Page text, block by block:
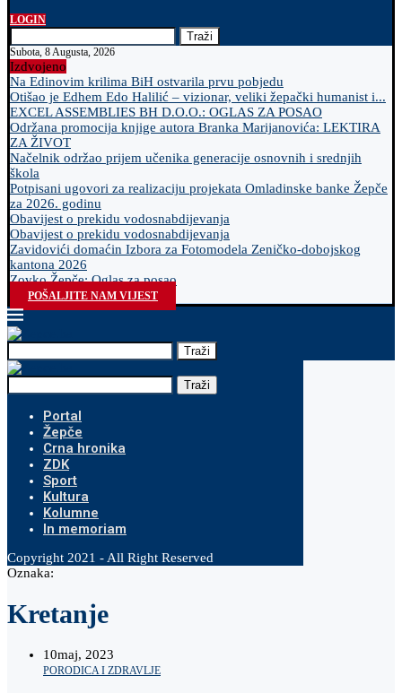
LOGIN
Traži
Subota, 8 Augusta, 2026
Izdvojeno
Na Edinovim krilima BiH ostvarila prvu pobjedu
Otišao je Edhem Edo Halilić – vizionar, veliki žepački humanist i...
EXCEL ASSEMBLIES BH D.O.O.: OGLAS ZA POSAO
Održana promocija knjige autora Branka Marijanovića: LEKTIRA
ZA ŽIVOT
Načelnik održao prijem učenika generacije osnovnih i srednjih
škola
Potpisani ugovori za realizaciju projekata Omladinske banke Žepče
za 2026. godinu
Obavijest o prekidu vodosnabdijevanja
Obavijest o prekidu vodosnabdijevanja
Zavidovići domaćin Izbora za Fotomodela Zeničko-dobojskog
kantona 2026
Zovko Žepče: Oglas za posao
POŠALJITE NAM VIJEST
Traži
Traži
Portal
Žepče
Crna hronika
ZDK
Sport
Kultura
Kolumne
In memoriam
Copyright 2021 - All Right Reserved
Oznaka:
Kretanje
10maj, 2023
PORODICA I ZDRAVLJE